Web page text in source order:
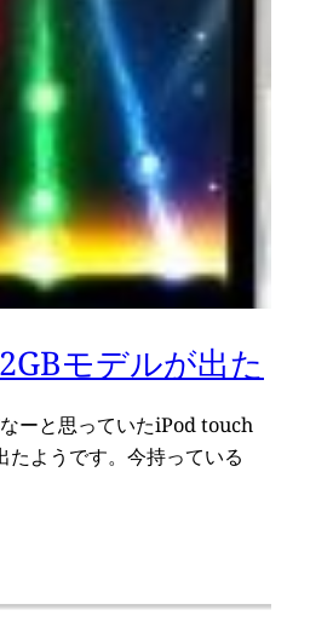
モデルが出た
ーと思っていたiPod touch
たようです。今持っている